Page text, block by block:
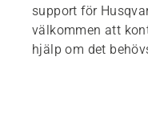
support för
välkommen att
hjälp om det